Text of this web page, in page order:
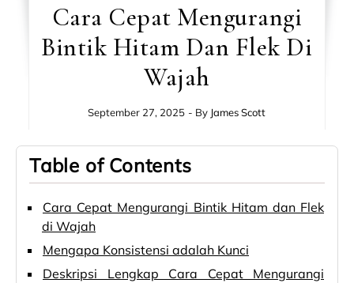
Cara Cepat Mengurangi
Bintik Hitam Dan Flek Di
Wajah
September 27, 2025 - By James Scott
Table of Contents
Cara Cepat Mengurangi Bintik Hitam dan Flek
di Wajah
Mengapa Konsistensi adalah Kunci
Deskripsi Lengkap Cara Cepat Mengurangi